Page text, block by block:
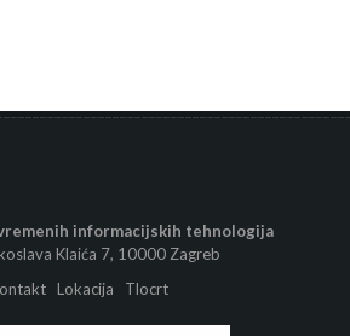
informacijskih tehnologija
Klaića 7, 10000 Zagreb
Lokacija Tlocrt